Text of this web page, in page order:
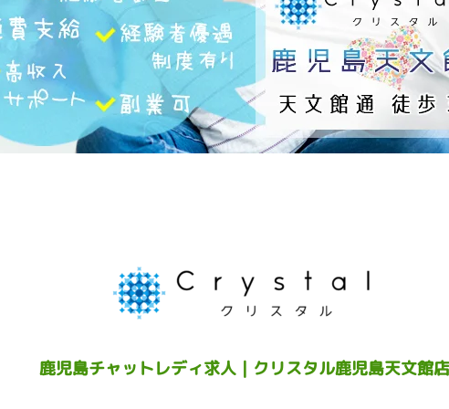
鹿児島チャットレディ求人｜クリスタル鹿児島天文館店